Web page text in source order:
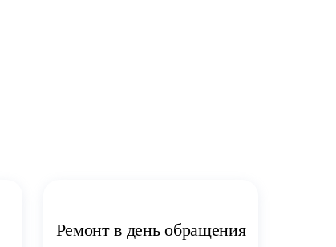
Ремонт в день обращения